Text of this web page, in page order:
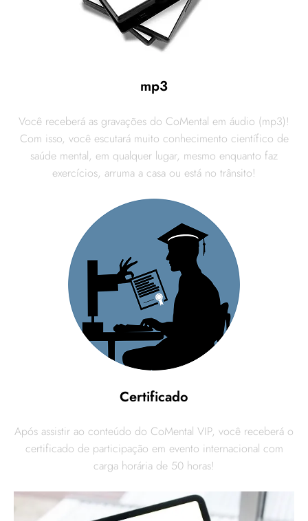
mp3
Você receberá as gravações do CoMental em áudio (mp3)!
Com isso, você escutará muito conhecimento científico de
saúde mental, em qualquer lugar, mesmo enquanto faz
exercícios, arruma a casa ou está no trânsito!
Certificado
Após assistir ao conteúdo do CoMental VIP, você receberá o
certificado de participação em evento internacional com
carga horária de 50 horas!